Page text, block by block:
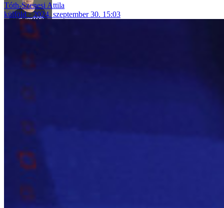
Tóth-Szenesi Attila
külföld
2024. szeptember 30. 15:03